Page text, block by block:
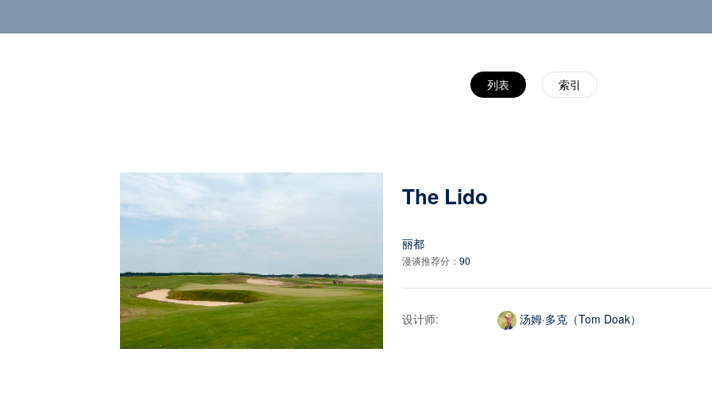
列表 索引
The Lido
丽都
漫谈推荐分：90
设计师: 汤姆·多克（Tom Doak）